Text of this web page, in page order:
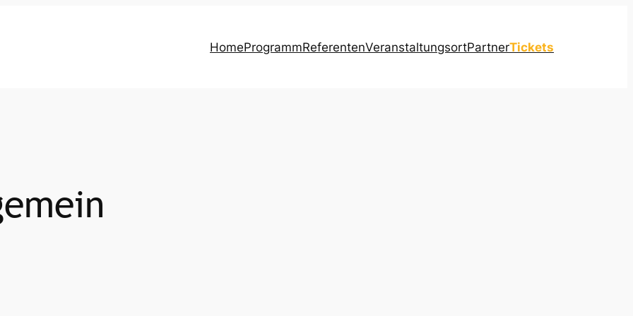
HomeProgrammReferentenVeranstaltungsortPartnerTickets